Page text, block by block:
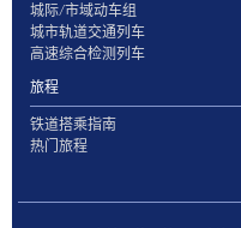
城际/市域动车组
城市轨道交通列车
高速综合检测列车
旅程
铁道搭乘指南
热门旅程